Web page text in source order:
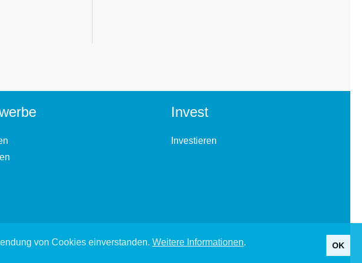
Invest
Investieren
von Cookies einverstanden. Weitere Informationen. OK